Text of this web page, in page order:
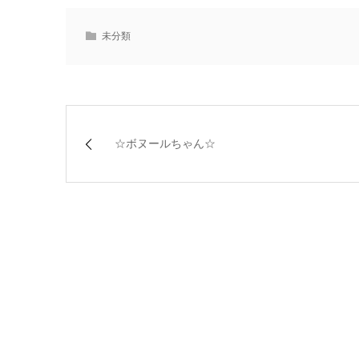
未分類
☆ボヌールちゃん☆